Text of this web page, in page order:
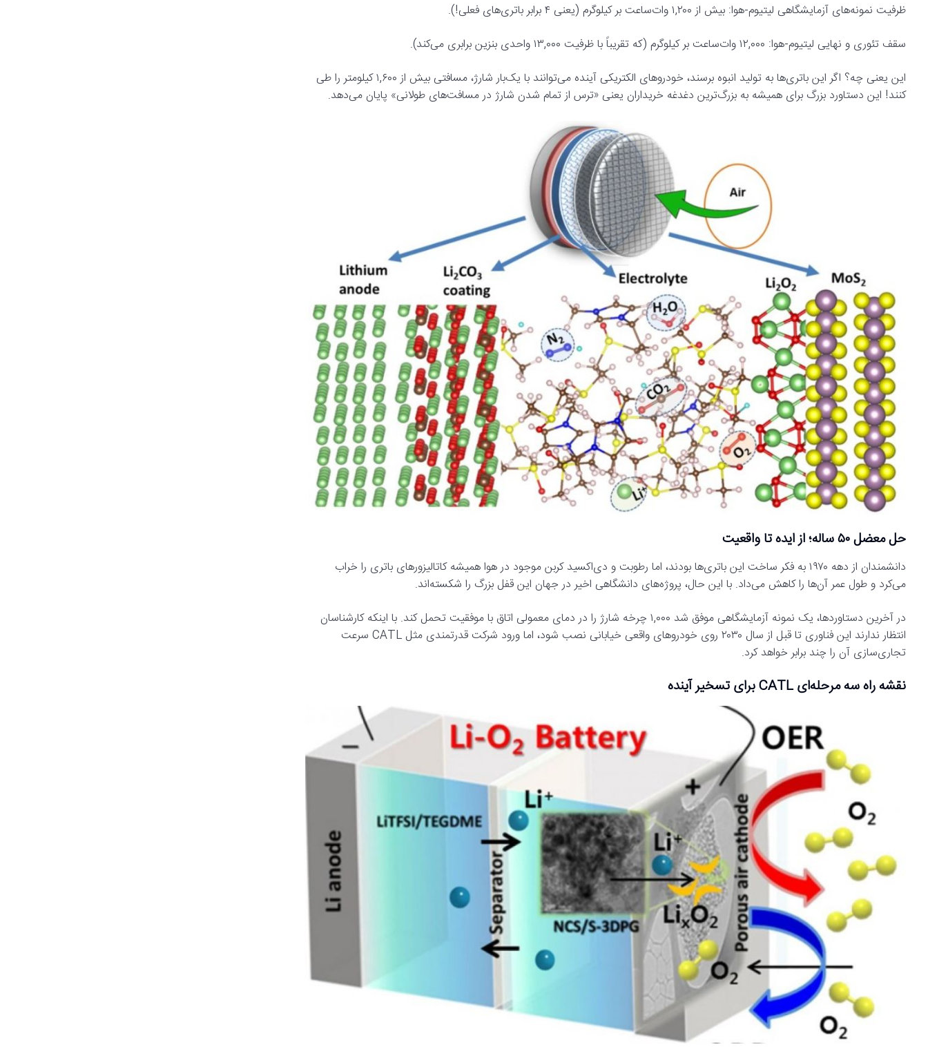
ظرفیت نمونه‌های آزمایشگاهی لیتیوم-هوا: بیش از ۱,۲۰۰ وات‌ساعت بر کیلوگرم (یعنی ۴ برابر باتری‌های فعلی!).
سقف تئوری و نهایی لیتیوم-هوا: ۱۲,۰۰۰ وات‌ساعت بر کیلوگرم (که تقریباً با ظرفیت ۱۳,۰۰۰ واحدی بنزین برابری می‌کند).
این یعنی چه؟ اگر این باتری‌ها به تولید انبوه برسند، خودروهای الکتریکی آینده می‌توانند با یک‌بار شارژ، مسافتی بیش از ۱,۶۰۰ کیلومتر را طی
کنند! این دستاورد بزرگ برای همیشه به بزرگ‌ترین دغدغه خریداران یعنی «ترس از تمام شدن شارژ در مسافت‌های طولانی» پایان می‌دهد.
حل معضل ۵۰ ساله؛ از ایده تا واقعیت
دانشمندان از دهه ۱۹۷۰ به فکر ساخت این باتری‌ها بودند، اما رطوبت و دی‌اکسید کربن موجود در هوا همیشه کاتالیزورهای باتری را خراب
می‌کرد و طول عمر آن‌ها را کاهش می‌داد. با این حال، پروژه‌های دانشگاهی اخیر در جهان این قفل بزرگ را شکسته‌اند.
در آخرین دستاوردها، یک نمونه آزمایشگاهی موفق شد ۱,۰۰۰ چرخه شارژ را در دمای معمولی اتاق با موفقیت تحمل کند. با اینکه کارشناسان
انتظار ندارند این فناوری تا قبل از سال ۲۰۳۰ روی خودروهای واقعی خیابانی نصب شود، اما ورود شرکت قدرتمندی مثل CATL سرعت
تجاری‌سازی آن را چند برابر خواهد کرد.
نقشه راه سه مرحله‌ای CATL برای تسخیر آینده